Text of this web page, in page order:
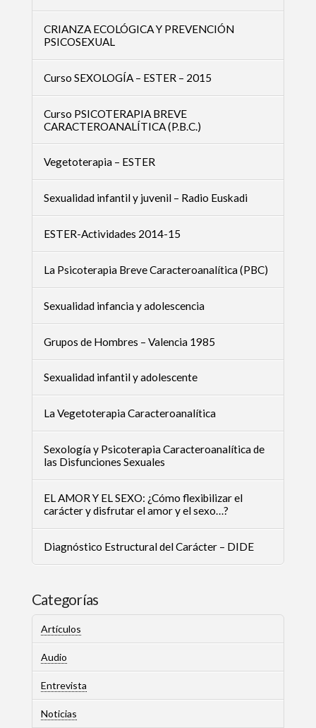
CRIANZA ECOLÓGICA Y PREVENCIÓN
PSICOSEXUAL
Curso SEXOLOGÍA – ESTER – 2015
Curso PSICOTERAPIA BREVE
CARACTEROANALÍTICA (P.B.C.)
Vegetoterapia – ESTER
Sexualidad infantil y juvenil – Radio Euskadi
ESTER-Actividades 2014-15
La Psicoterapia Breve Caracteroanalítica (PBC)
Sexualidad infancia y adolescencia
Grupos de Hombres – Valencia 1985
Sexualidad infantil y adolescente
La Vegetoterapia Caracteroanalítica
Sexología y Psicoterapia Caracteroanalítica de
las Disfunciones Sexuales
EL AMOR Y EL SEXO: ¿Cómo flexibilizar el
carácter y disfrutar el amor y el sexo…?
Diagnóstico Estructural del Carácter – DIDE
Categorías
Artículos
Audio
Entrevista
Noticias